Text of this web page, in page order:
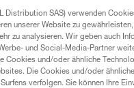
ermöglicht
Licht
Distribution SAS) verwenden
unserer Website zu
zu analysieren. Wir geben auch
und Social-Media-Partner
Cookies und/oder ähnliche
Die Cookies und/oder
verfolgen. Sie können Ihre